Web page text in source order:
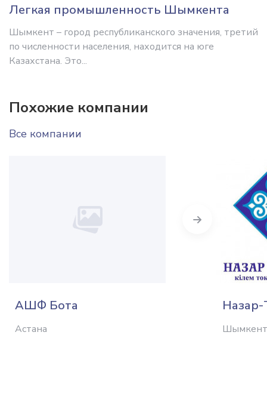
Легкая промышленность Шымкента
Шымкент – город республиканского значения, третий
по численности населения, находится на юге
Казахстана. Это...
Похожие компании
Все компании
АШФ Бота
Астана
Назар-
Шымкент